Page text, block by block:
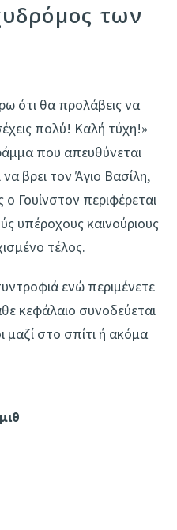
των
ότι θα προλάβεις να
πολύ! Καλή τύχη!»
που απευθύνεται
βρει τον Άγιο Βασίλη,
Γουίνστον περιφέρεται
υπέροχους καινούριους
τέλος.
ενώ περιμένετε
κεφάλαιο συνοδεύεται
μαζί στο σπίτι ή ακόμα